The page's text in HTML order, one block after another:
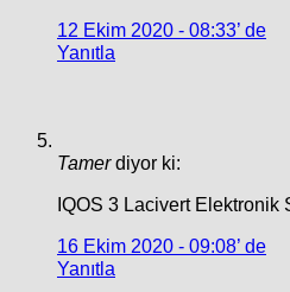
12 Ekim 2020 - 08:33’ de
Yanıtla
Tamer diyor ki:
IQOS 3 Lacivert Elektronik
16 Ekim 2020 - 09:08’ de
Yanıtla